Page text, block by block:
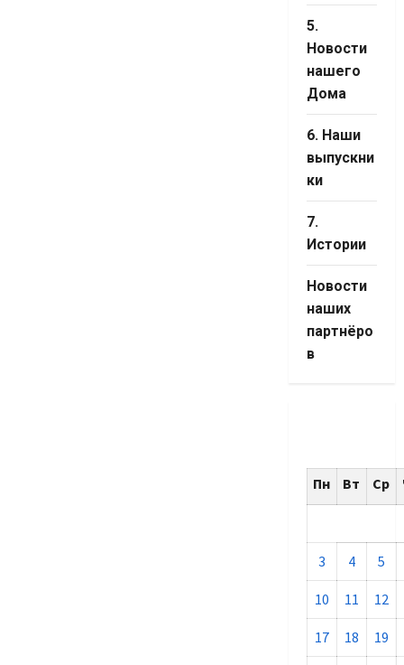
5.
Новости
нашего
Дома
6. Наши
выпускни
ки
7.
Истории
Новости
наших
партнёро
в
Пн Вт Ср
3 4 5
10 11 12
17 18 19